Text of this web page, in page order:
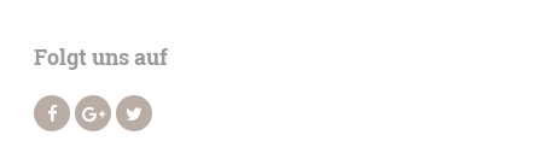
Folgt uns auf